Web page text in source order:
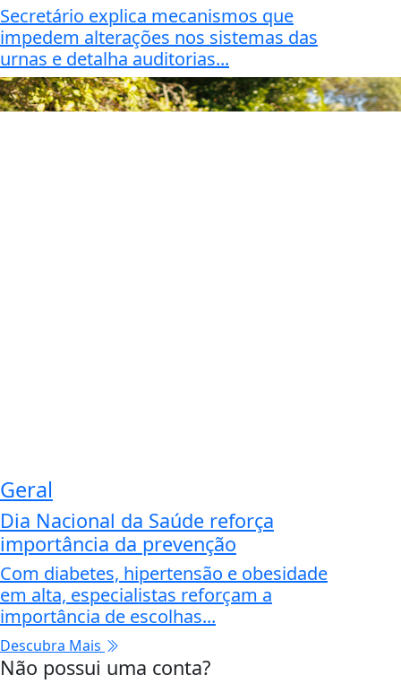
Secretário explica mecanismos que
impedem alterações nos sistemas das
urnas e detalha auditorias...
Geral
Dia Nacional da Saúde reforça
importância da prevenção
Com diabetes, hipertensão e obesidade
em alta, especialistas reforçam a
importância de escolhas...
Descubra Mais
Não possui uma conta?